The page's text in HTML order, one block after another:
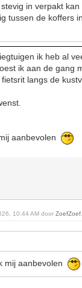
in verpakt
tussen de koffers
ik heb al
ik aan de gang
langs de
aanbevolen
10:44 AM doorZoefZoef
mij aanbevolen